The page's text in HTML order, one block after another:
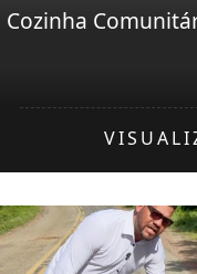
Cozinha